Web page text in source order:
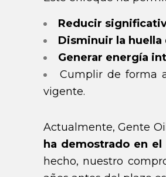
Reducir
Disminuir la huella
Generar energía
Cumplir de forma
vigente.
Actualmente, Gente
ha demostrado en
hecho, nuestro